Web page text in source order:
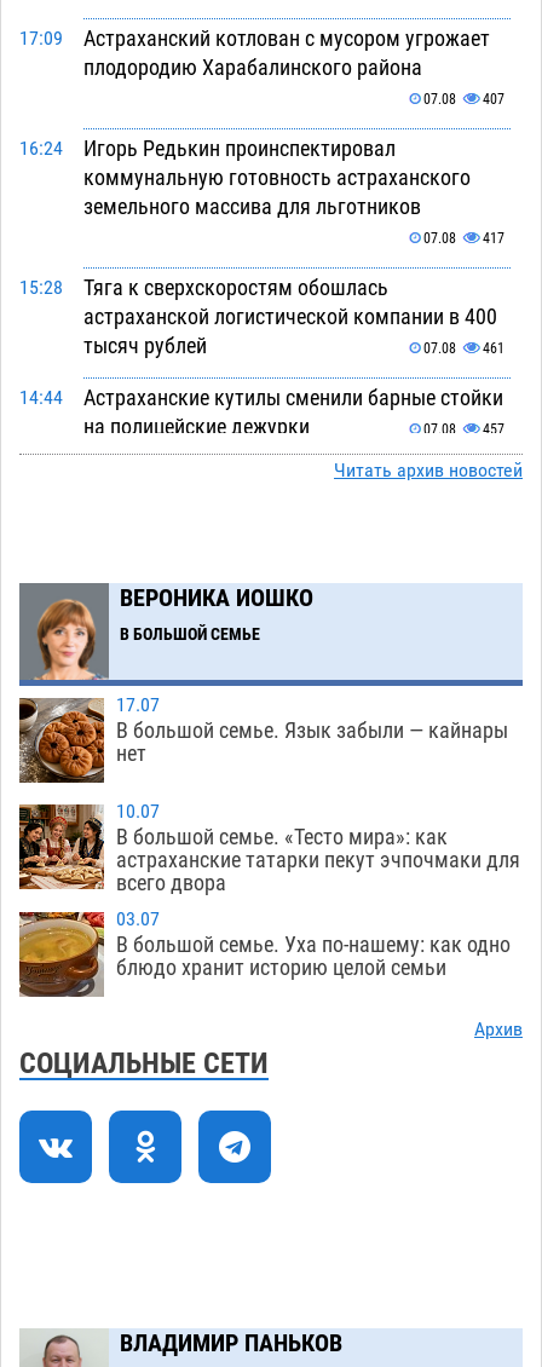
17:09
Астраханский котлован с мусором угрожает
плодородию Харабалинского района
07.08 407
16:24
Игорь Редькин проинспектировал
коммунальную готовность астраханского
земельного массива для льготников
07.08 417
15:28
Тяга к сверхскоростям обошлась
астраханской логистической компании в 400
тысяч рублей
07.08 461
14:44
Астраханские кутилы сменили барные стойки
на полицейские дежурки
07.08 457
С 11 августа астраханские водоемы
13:29
Астраханский аэропорт попробует отбиться
от ворон в апелляционном суде
12:53
Астраханские археологи откопали древнюю
помойку
11:58
В Астрахани подросток угнал мотоцикл и
похитил чужие мобильник с банковскими
картами
11:20
Астраханцев ждут на парковом газоне с
призами и эрмитажными котами
10:43
Астраханский суд встал на сторону МЧС в
споре за возврат униформы
07.08
На Всероссийской Спартакиаде астраханские
гандболисты уступили казанским «драконам»
09:25
Все пострадавшие при пожаре на
Краснодарской в Астрахани скончались
19:36
Завтра астраханская жара вновь приблизится
Читать архив новостей
ВЕРОНИКА ИОШКО
В БОЛЬШОЙ СЕМЬЕ
17.07
В большой семье. Язык забыли — кайнары
нет
10.07
В большой семье. «Тесто мира»: как
астраханские татарки пекут эчпочмаки для
всего двора
03.07
В большой семье. Уха по-нашему: как одно
блюдо хранит историю целой семьи
Архив
СОЦИАЛЬНЫЕ СЕТИ
ВЛАДИМИР ПАНЬКОВ